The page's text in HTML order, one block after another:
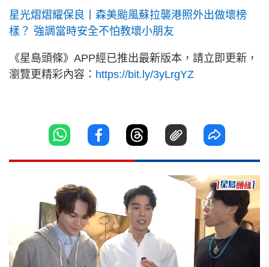
星光熠熠耀保良丨森美颱風蘇拉襲港照外出做壞榜
樣？ 強調當時安全不怕教壞小朋友
《星島頭條》APP經已推出最新版本，請立即更新，
瀏覽更精彩內容： https://bit.ly/3yLrgYZ